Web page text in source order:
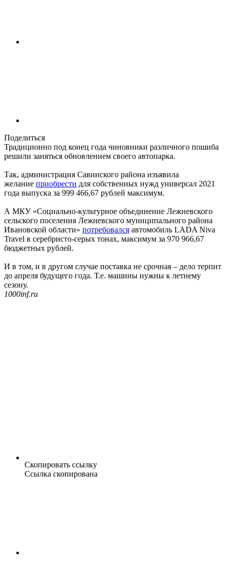
Поделиться
Традиционно под конец года чиновники различного пошиба
решили заняться обновлением своего автопарка.
Так, администрация Савинского района изъявила
желание приобрести для собственных нужд универсал 2021
года выпуска за 999 466,67 рублей максимум.
А МКУ «Социально-культурное объединение Лежневского
сельского поселения Лежневского муниципального района
Ивановской области» потребовался автомобиль LADA Niva
Travel в серебристо-серых тонах, максимум за 970 966,67
бюджетных рублей.
И в том, и в другом случае поставка не срочная – дело терпит
до апреля будущего года. Т.е. машины нужны к летнему
сезону.
1000inf.ru
Скопировать ссылку
Ссылка скопирована